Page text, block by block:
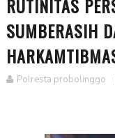
RUTINITAS
SUMBERASIH
Polresta probolinggo